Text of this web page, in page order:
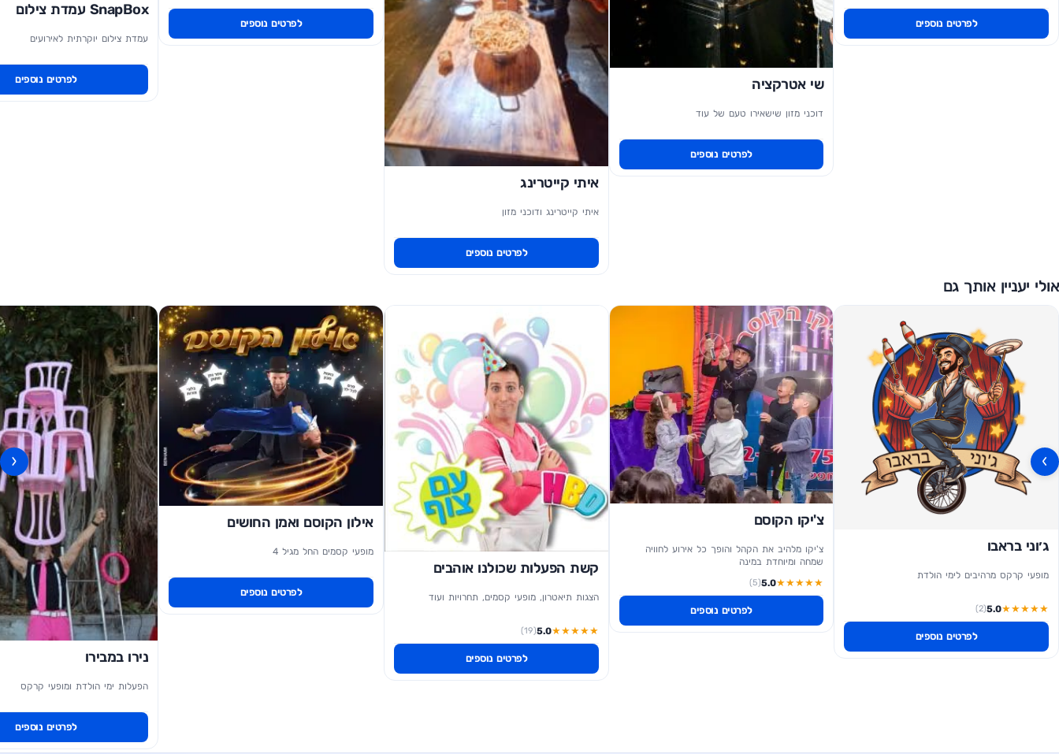
לפרטים נוספים
שי אטרקציה
דוכני מזון שישאירו טעם של עוד
לפרטים נוספים
איתי קייטרינג
איתי קייטרינג ודוכני מזון
לפרטים נוספים
לפרטים נוספים
SnapBox עמדת צילום
עמדת צילום יוקרתית לאירועים
לפרטים נוספים
אולי יעניין אותך גם
ג׳וני בראבו
מופעי קרקס מרהיבים לימי הולדת
★
★
★
★
★
5.0
(2)
לפרטים נוספים
צ'יקו הקוסם
צ'יקו מלהיב את הקהל והופך כל אירוע לחוויה
שמחה ומיוחדת במינה
★
★
★
★
★
5.0
(5)
לפרטים נוספים
קשת הפעלות שכולנו אוהבים
הצגות תיאטרון, מופעי קסמים, תחרויות ועוד
★
★
★
★
★
5.0
(19)
לפרטים נוספים
אילון הקוסם ואמן החושים
מופעי קסמים החל מגיל 4
לפרטים נוספים
נירו במבירו
הפעלות ימי הולדת ומופעי קרקס
לפרטים נוספים
›
‹